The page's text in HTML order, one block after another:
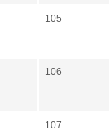
105
106
107